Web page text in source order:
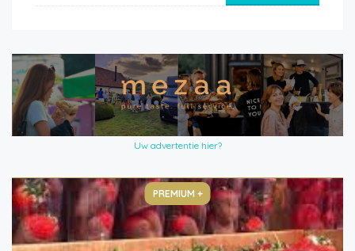
Uw advertentie hier?
PREMIUM +